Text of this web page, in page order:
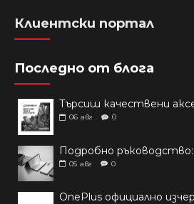
Клиентски портал
Последно от блога
06 авг 0
05 авг 0